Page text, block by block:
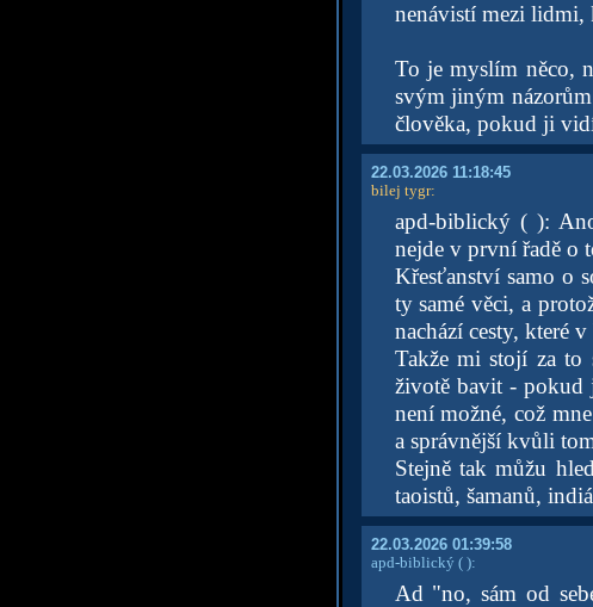
nenávistí mezi lidmi,
To je myslím něco,
svým jiným
člověka, pokud ji
22.03.2026 11:18:45
bilej tygr:
apd-biblický ( ):
nejde v první řadě o
Křesťanství samo o
ty samé věci, a
nachází cesty, které
Takže mi stojí za to
životě bavit - pokud
není možné, což
a správnější kvůli
Stejně tak můžu
taoistů, šamanů,
22.03.2026 01:39:58
apd-biblický ( ):
Ad "no, sám od